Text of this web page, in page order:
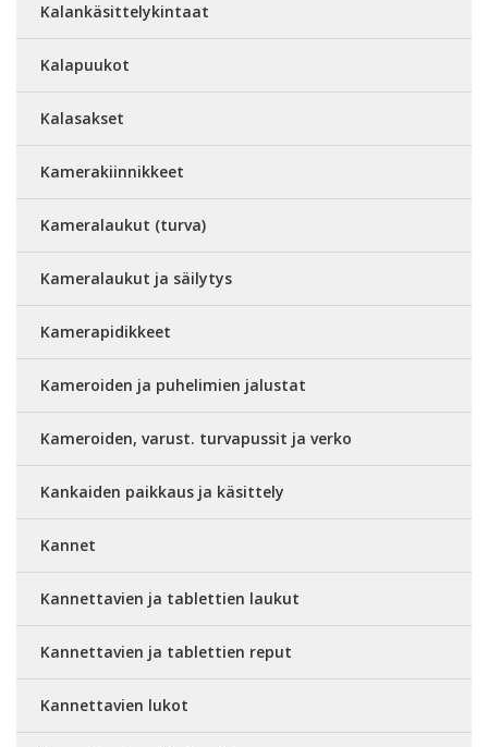
Kalankäsittelykintaat
Kalapuukot
Kalasakset
Kamerakiinnikkeet
Kameralaukut (turva)
Kameralaukut ja säilytys
Kamerapidikkeet
Kameroiden ja puhelimien jalustat
Kameroiden, varust. turvapussit ja verko
Kankaiden paikkaus ja käsittely
Kannet
Kannettavien ja tablettien laukut
Kannettavien ja tablettien reput
Kannettavien lukot